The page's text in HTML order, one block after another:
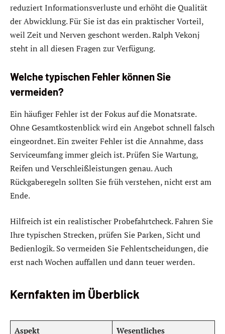
reduziert Informationsverluste und erhöht die Qualität
der Abwicklung. Für Sie ist das ein praktischer Vorteil,
weil Zeit und Nerven geschont werden. Ralph Vekonj
steht in all diesen Fragen zur Verfügung.
Welche typischen Fehler können Sie
vermeiden?
Ein häufiger Fehler ist der Fokus auf die Monatsrate.
Ohne Gesamtkostenblick wird ein Angebot schnell falsch
eingeordnet. Ein zweiter Fehler ist die Annahme, dass
Serviceumfang immer gleich ist. Prüfen Sie Wartung,
Reifen und Verschleißleistungen genau. Auch
Rückgaberegeln sollten Sie früh verstehen, nicht erst am
Ende.
Hilfreich ist ein realistischer Probefahrtcheck. Fahren Sie
Ihre typischen Strecken, prüfen Sie Parken, Sicht und
Bedienlogik. So vermeiden Sie Fehlentscheidungen, die
erst nach Wochen auffallen und dann teuer werden.
Kernfakten im Überblick
Aspekt Wesentliches